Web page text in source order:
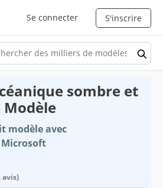
Se connecter S'inscrire
sombre et
modèle avec
Microsoft
avis)